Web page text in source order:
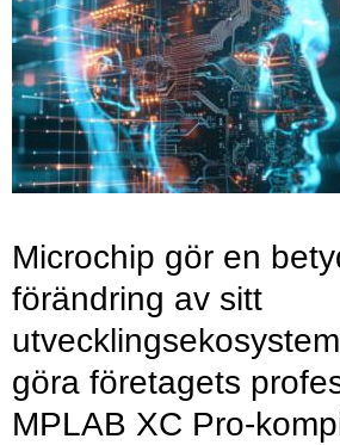
Microchip gör en
förändring av sitt
göra företagets
MPLAB XC Pro-